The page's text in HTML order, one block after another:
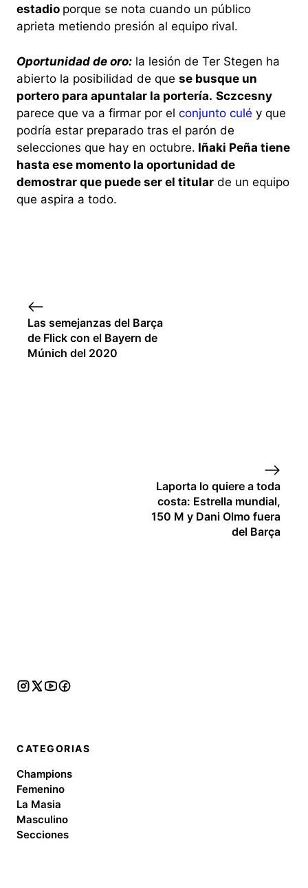
estadio porque se nota cuando un público
aprieta metiendo presión al equipo rival.
Oportunidad de oro: la lesión de Ter Stegen ha
abierto la posibilidad de que se busque un
portero para apuntalar la portería. Sczcesny
parece que va a firmar por el conjunto culé y que
podría estar preparado tras el parón de
selecciones que hay en octubre. Iñaki Peña tiene
hasta ese momento la oportunidad de
demostrar que puede ser el titular de un equipo
que aspira a todo.
Las semejanzas del Barça
de Flick con el Bayern de
Múnich del 2020
Laporta lo quiere a toda
costa: Estrella mundial,
150 M y Dani Olmo fuera
del Barça
CATEGORIAS
Champions
Femenino
La Masia
Masculino
Secciones